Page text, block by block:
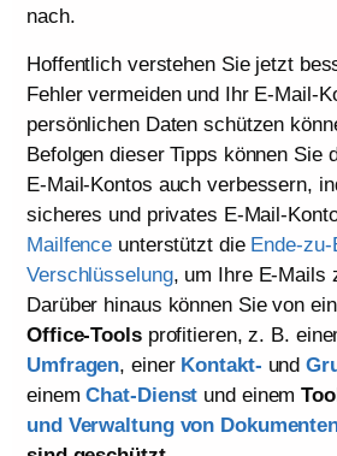
nach.
Hoffentlich verstehen Sie jetzt
Fehler vermeiden und Ihr E-Mail-
persönlichen Daten schützen
Befolgen dieser Tipps können Sie
E-Mail-Kontos auch verbessern,
sicheres und privates E-Mail-
Mailfence unterstützt die Ende-zu-
Verschlüsselung, um Ihre E-Mails
Darüber hinaus können Sie von
Office-Toolsprofitieren, z. B.
Umfragen, einer Kontakt- und
einemChat-Dienst und einem
und Verwaltung von